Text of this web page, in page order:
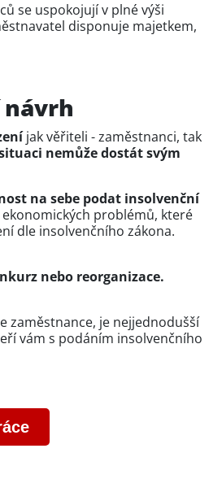
se uspokojují v plné výši
disponuje majetkem,
návrh
jak věřiteli - zaměstnanci, tak
nemůže dostát svým
na sebe podat insolvenční
problémů, které
dle insolvenčního zákona.
nebo reorganizace.
zaměstnance, je nejjednodušší
vám s podáním insolvenčního